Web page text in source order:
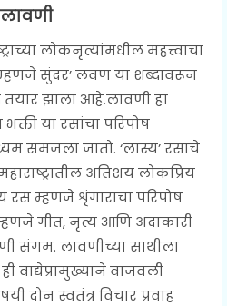
लावणी
लोकनृत्यांमधील महत्त्वाचा
सुंदर’ लवण या शब्दावरून
झाला आहे.लावणी हा
या रसांचा परिपोष
समजला जातो. ‘लास्य’ रसाचे
अतिशय लोकप्रिय
म्हणजे शृंगाराचा परिपोष
गीत, नृत्य आणि अदाकारी
संगम. लावणीच्या साथीला
वाद्येप्रामुख्याने वाजवली
दोन स्वतंत्र विचार प्रवाह